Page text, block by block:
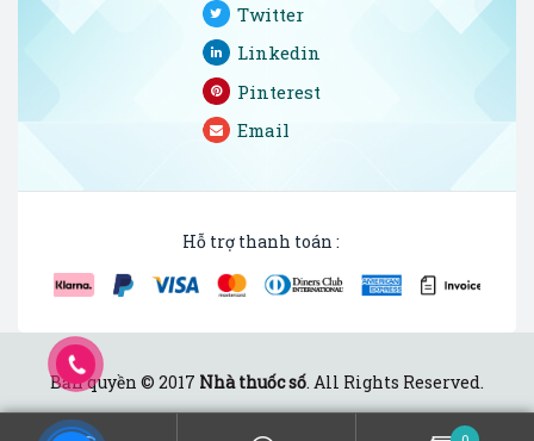
Twitter
Linkedin
Pinterest
Email
Hỗ trợ thanh toán :
Bản quyền © 2017 Nhà thuốc số. All Rights Reserved.